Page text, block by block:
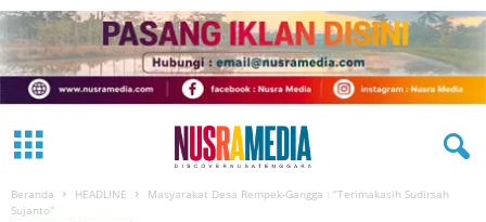
Beranda HEADLINE
Masyarakat Desa Rempek-Gangga : “Terimakasih Sudirsah
Sujanto”